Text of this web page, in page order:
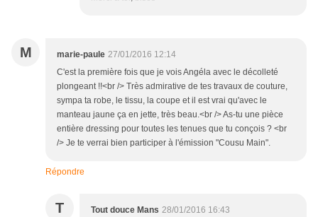
M marie-paule 27/01/2016 12:14
C'est la première fois que je vois Angéla avec le décolleté
plongeant !!<br /> Très admirative de tes travaux de couture,
sympa ta robe, le tissu, la coupe et il est vrai qu'avec le
manteau jaune ça en jette, très beau.<br /> As-tu une pièce
entière dressing pour toutes les tenues que tu conçois ? <br
/> Je te verrai bien participer à l'émission "Cousu Main".
Répondre
T Tout douce Mans 28/01/2016 16:43